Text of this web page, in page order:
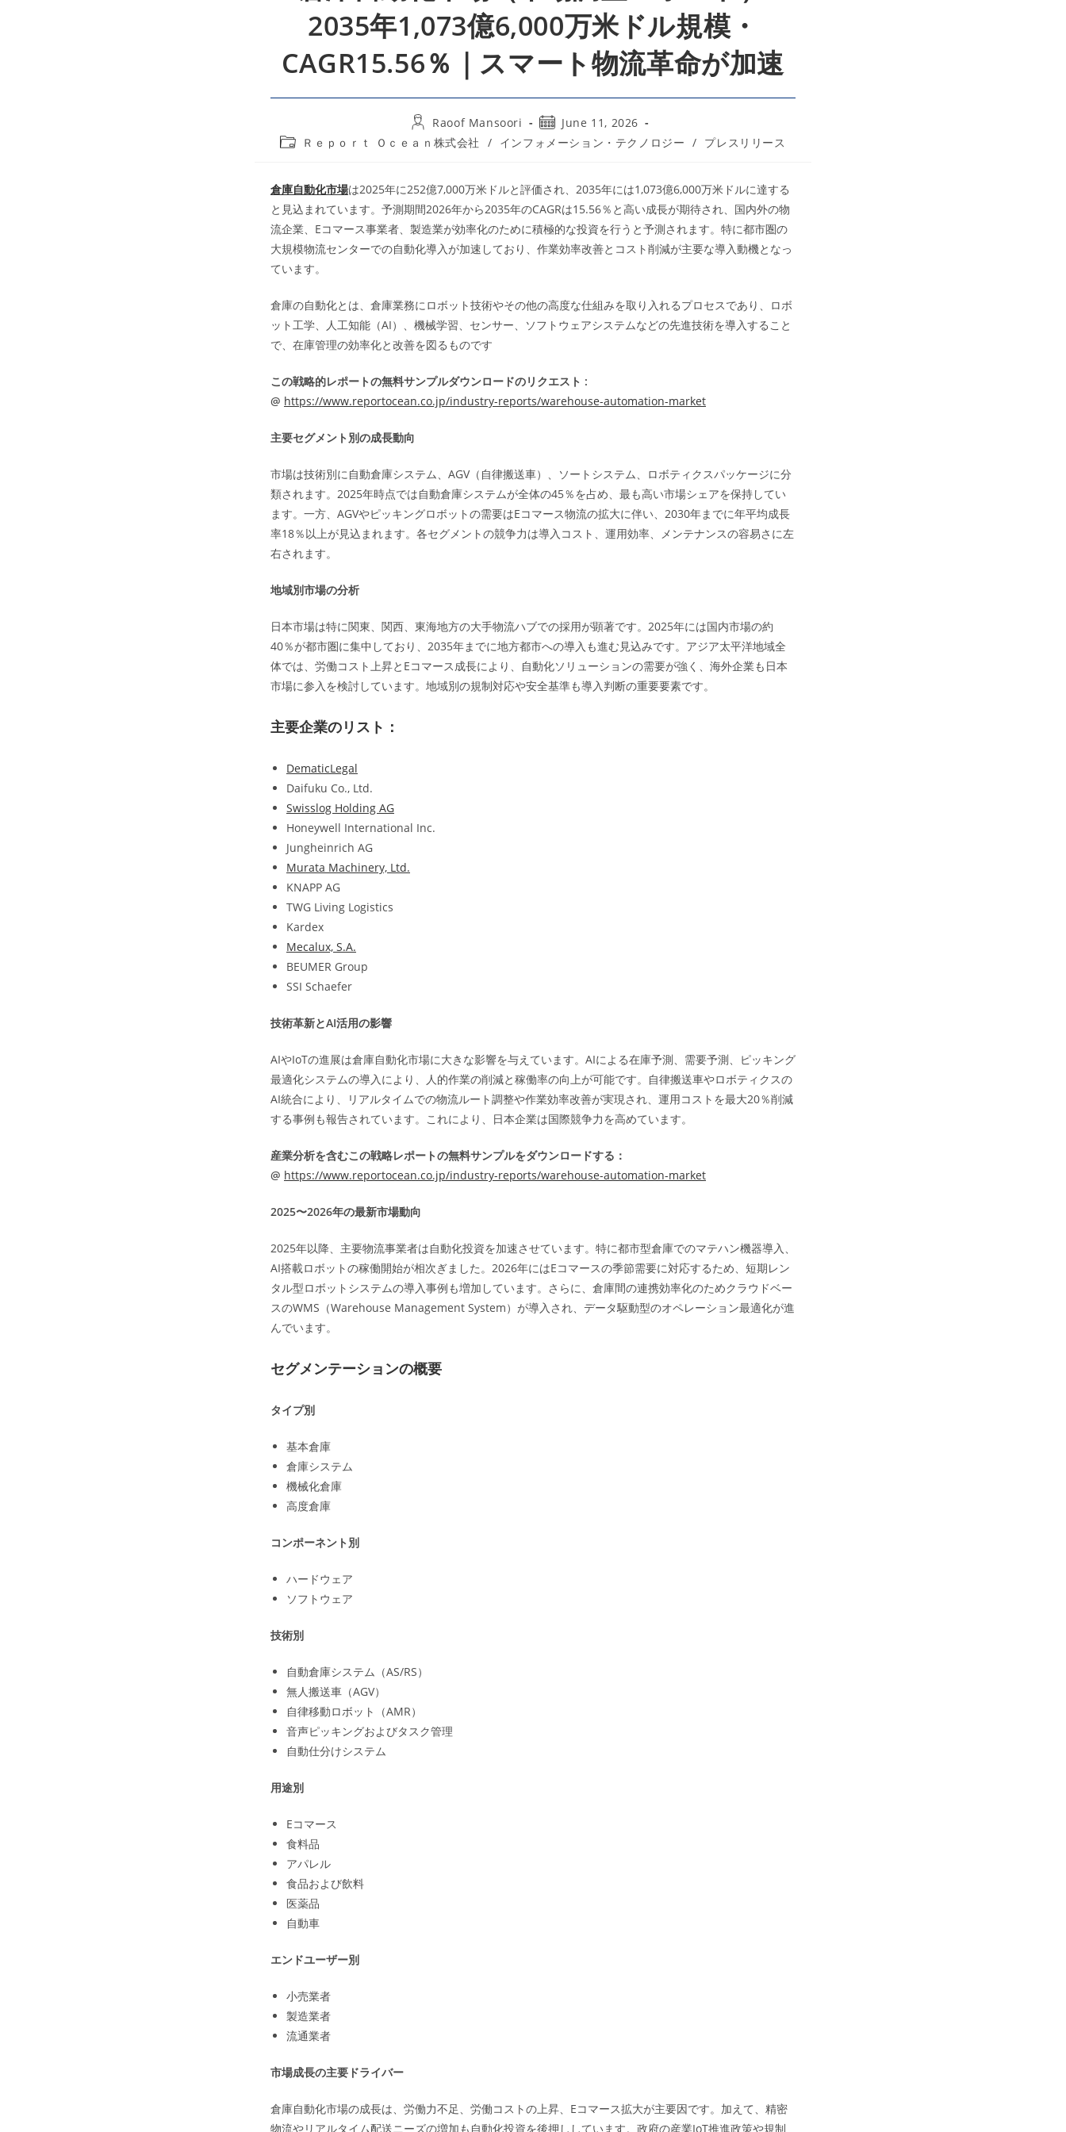
2035年1,073億6,000万米ドル規模・
CAGR15.56％｜スマート物流革命が加速
Post
author:
Raoof Mansoori
Post
published:
June 11, 2026
Post Ｒｅｐｏｒｔ Ｏｃｅａｎ株式会社 / インフォメーション・テクノロジー / プレスリリース
倉庫自動化市場は2025年に252億7,000万米ドルと評価され、2035年には1,073億6,000万米ドルに達する
と見込まれています。予測期間2026年から2035年のCAGRは15.56％と高い成長が期待され、国内外の物
流企業、Eコマース事業者、製造業が効率化のために積極的な投資を行うと予測されます。特に都市圏の
大規模物流センターでの自動化導入が加速しており、作業効率改善とコスト削減が主要な導入動機となっ
ています。
倉庫の自動化とは、倉庫業務にロボット技術やその他の高度な仕組みを取り入れるプロセスであり、ロボ
ット工学、人工知能（AI）、機械学習、センサー、ソフトウェアシステムなどの先進技術を導入すること
で、在庫管理の効率化と改善を図るものです
この戦略的レポートの無料サンプルダウンロードのリクエスト :
@ https://www.reportocean.co.jp/industry-reports/warehouse-automation-market
主要セグメント別の成長動向
市場は技術別に自動倉庫システム、AGV（自律搬送車）、ソートシステム、ロボティクスパッケージに分
類されます。2025年時点では自動倉庫システムが全体の45％を占め、最も高い市場シェアを保持してい
ます。一方、AGVやピッキングロボットの需要はEコマース物流の拡大に伴い、2030年までに年平均成長
率18％以上が見込まれます。各セグメントの競争力は導入コスト、運用効率、メンテナンスの容易さに左
右されます。
地域別市場の分析
日本市場は特に関東、関西、東海地方の大手物流ハブでの採用が顕著です。2025年には国内市場の約
40％が都市圏に集中しており、2035年までに地方都市への導入も進む見込みです。アジア太平洋地域全
体では、労働コスト上昇とEコマース成長により、自動化ソリューションの需要が強く、海外企業も日本
市場に参入を検討しています。地域別の規制対応や安全基準も導入判断の重要要素です。
主要企業のリスト：
DematicLegal
Daifuku Co., Ltd.
Swisslog Holding AG
Honeywell International Inc.
Jungheinrich AG
Murata Machinery, Ltd.
KNAPP AG
TWG Living Logistics
Kardex
Mecalux, S.A.
BEUMER Group
SSI Schaefer
技術革新とAI活用の影響
AIやIoTの進展は倉庫自動化市場に大きな影響を与えています。AIによる在庫予測、需要予測、ピッキング
最適化システムの導入により、人的作業の削減と稼働率の向上が可能です。自律搬送車やロボティクスの
AI統合により、リアルタイムでの物流ルート調整や作業効率改善が実現され、運用コストを最大20％削減
する事例も報告されています。これにより、日本企業は国際競争力を高めています。
産業分析を含むこの戦略レポートの無料サンプルをダウンロードする：
@ https://www.reportocean.co.jp/industry-reports/warehouse-automation-market
2025〜2026年の最新市場動向
2025年以降、主要物流事業者は自動化投資を加速させています。特に都市型倉庫でのマテハン機器導入、
AI搭載ロボットの稼働開始が相次ぎました。2026年にはEコマースの季節需要に対応するため、短期レン
タル型ロボットシステムの導入事例も増加しています。さらに、倉庫間の連携効率化のためクラウドベー
スのWMS（Warehouse Management System）が導入され、データ駆動型のオペレーション最適化が進
んでいます。
セグメンテーションの概要
タイプ別
基本倉庫
倉庫システム
機械化倉庫
高度倉庫
コンポーネント別
ハードウェア
ソフトウェア
技術別
自動倉庫システム（AS/RS）
無人搬送車（AGV）
自律移動ロボット（AMR）
音声ピッキングおよびタスク管理
自動仕分けシステム
用途別
Eコマース
食料品
アパレル
食品および飲料
医薬品
自動車
エンドユーザー別
小売業者
製造業者
流通業者
市場成長の主要ドライバー
倉庫自動化市場の成長は、労働力不足、労働コストの上昇、Eコマース拡大が主要因です。加えて、精密
物流やリアルタイム配送ニーズの増加も自動化投資を後押ししています。政府の産業IoT推進政策や規制